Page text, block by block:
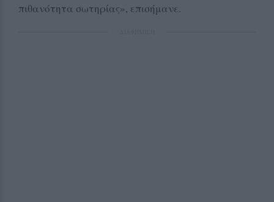
πιθανότητα σωτηρίας», επισήμανε.